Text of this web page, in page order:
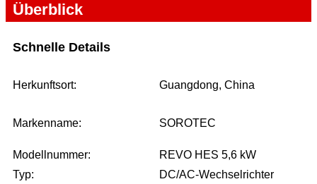
Überblick
Schnelle Details
Herkunftsort: Guangdong, China
Markenname: SOROTEC
Modellnummer:
REVO HES 5,6 kW
Typ:
DC/AC-Wechselrichter